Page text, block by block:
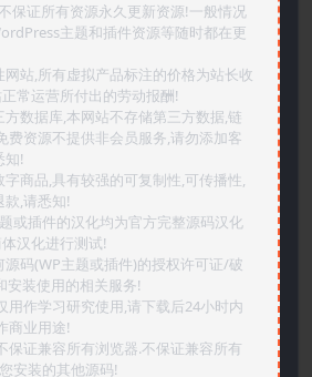
保证所有资源永久更新资源!一般情况
主题和插件资源等随时都在更
网站,所有虚拟产品标注的价格为站长收
常运营所付出的劳动报酬!
方数据库,本网站不存储第三方数据,链
费资源不提供非会员服务,请勿添加客
知!
字商品,具有较强的可复制性,可传播性,
,请悉知!
或插件的汉化均为官方完整源码汉化
汉化进行测试!
源码(WP主题或插件)的授权许可证/破
装使用的相关服务!
用作学习研究使用,请下载后24小时内
商业用途!
保证兼容所有浏览器.不保证兼容所有
安装的其他源码!